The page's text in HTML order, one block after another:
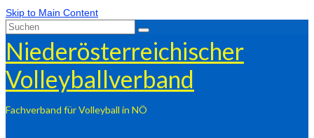
Skip to Main Content
Suchen
nach:
Niederösterreichischer
Volleyballverband
Fachverband für Volleyball in NÖ